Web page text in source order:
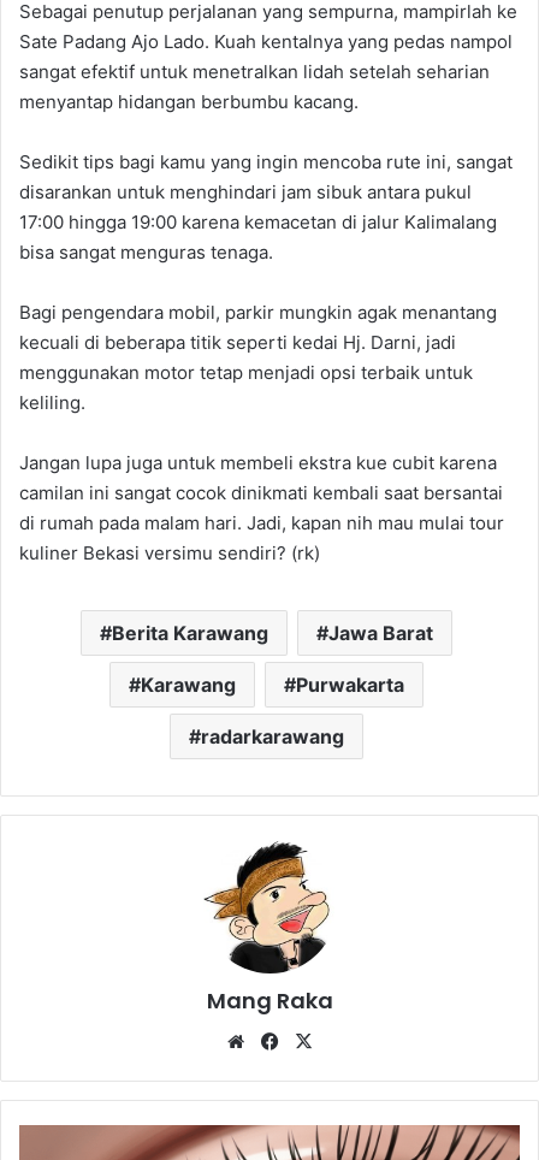
Sebagai penutup perjalanan yang sempurna, mampirlah ke
Sate Padang Ajo Lado. Kuah kentalnya yang pedas nampol
sangat efektif untuk menetralkan lidah setelah seharian
menyantap hidangan berbumbu kacang.
Sedikit tips bagi kamu yang ingin mencoba rute ini, sangat
disarankan untuk menghindari jam sibuk antara pukul
17:00 hingga 19:00 karena kemacetan di jalur Kalimalang
bisa sangat menguras tenaga.
Bagi pengendara mobil, parkir mungkin agak menantang
kecuali di beberapa titik seperti kedai Hj. Darni, jadi
menggunakan motor tetap menjadi opsi terbaik untuk
keliling.
Jangan lupa juga untuk membeli ekstra kue cubit karena
camilan ini sangat cocok dinikmati kembali saat bersantai
di rumah pada malam hari. Jadi, kapan nih mau mulai tour
kuliner Bekasi versimu sendiri? (rk)
Berita Karawang Jawa Barat
Karawang Purwakarta
radarkarawang
Mang Raka
WebsiteFacebook